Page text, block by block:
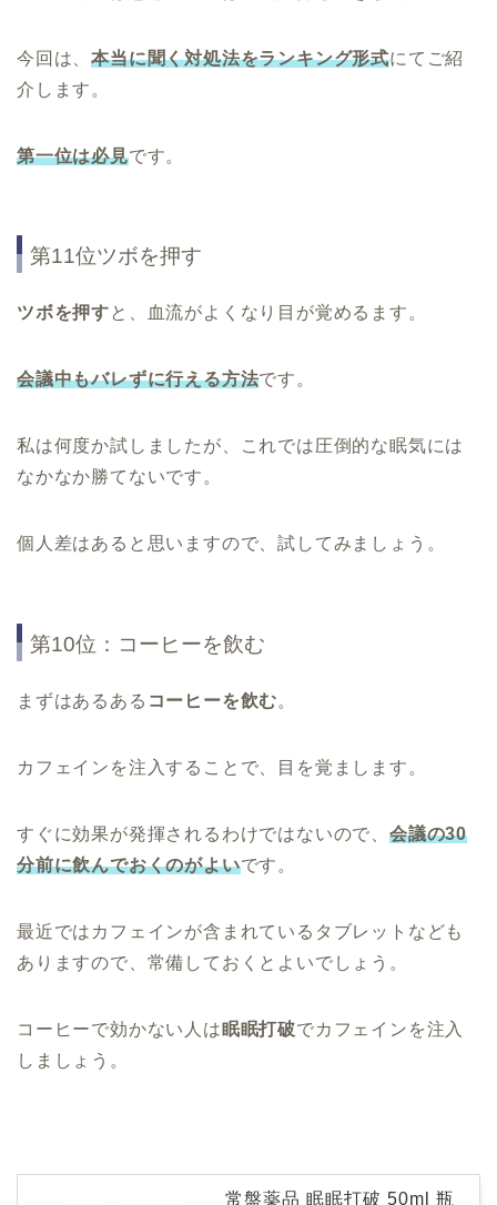
今回は、本当に聞く対処法をランキング形式にてご紹
介します。
第一位は必見です。
第11位ツボを押す
ツボを押すと、血流がよくなり目が覚めるます。
会議中もバレずに行える方法です。
私は何度か試しましたが、これでは圧倒的な眠気には
なかなか勝てないです。
個人差はあると思いますので、試してみましょう。
第10位：コーヒーを飲む
まずはあるある コーヒーを飲む。
カフェインを注入することで、目を覚まします。
すぐに効果が発揮されるわけではないので、 会議の30
分前に飲んでおくのがよいです。
最近ではカフェインが含まれているタブレットなども
ありますので、常備しておくとよいでしょう。
コーヒーで効かない人は眠眠打破でカフェインを注入
しましょう。
常盤薬品 眠眠打破 50ml 瓶